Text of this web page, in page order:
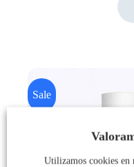
Sale
Utilizamos cookies en